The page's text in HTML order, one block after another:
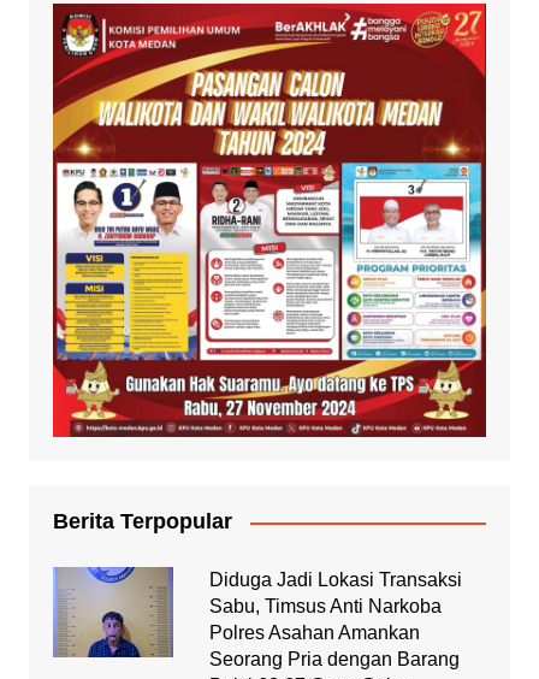
Berita Terpopular
Diduga Jadi Lokasi Transaksi
Sabu, Timsus Anti Narkoba
Polres Asahan Amankan
Seorang Pria dengan Barang